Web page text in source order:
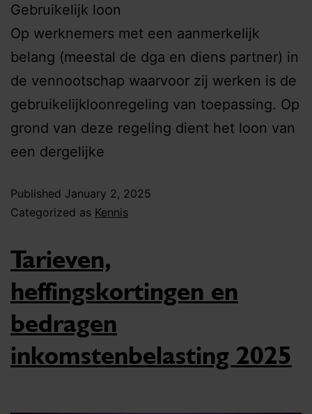
Gebruikelijk loon
Op werknemers met een aanmerkelijk
belang (meestal de dga en diens partner) in
de vennootschap waarvoor zij werken is de
gebruikelijkloonregeling van toepassing. Op
grond van deze regeling dient het loon van
een dergelijke
Published January 2, 2025
Categorized as Kennis
Tarieven,
heffingskortingen en
bedragen
inkomstenbelasting 2025